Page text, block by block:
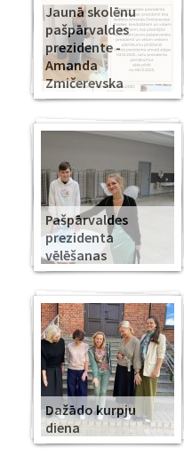
Jaunā skolēnu
pašpārvaldes
prezidente -
Amanda
Zmičerevska
Pašpārvaldes
prezidenta
vēlēšanas
Dažādo kurpju
diena